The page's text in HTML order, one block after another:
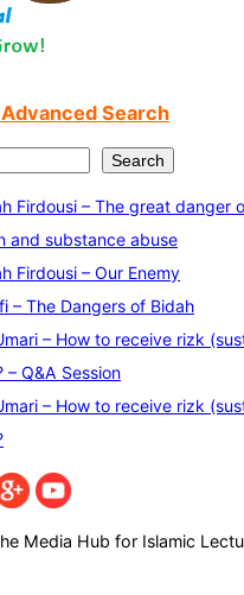
Search
Search
Firdousi – The great danger
and substance abuse
Firdousi – Our Enemy
– The Dangers of Bidah
– How to receive rizk
– Q&A Session
– How to receive rizk
Media Hub for Islamic